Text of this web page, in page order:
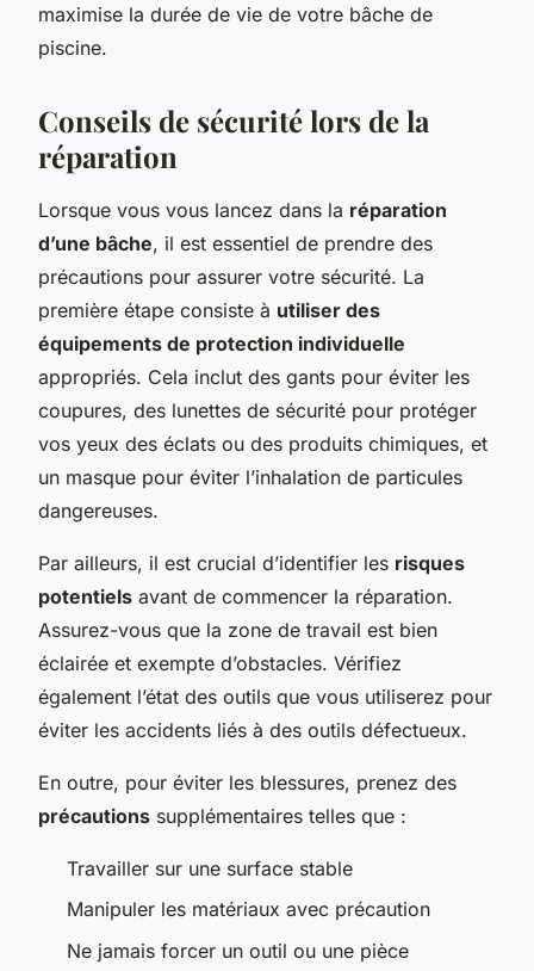
maximise la durée de vie de votre bâche de
piscine.
Conseils de sécurité lors de la
réparation
Lorsque vous vous lancez dans la réparation
d’une bâche, il est essentiel de prendre des
précautions pour assurer votre sécurité. La
première étape consiste à utiliser des
équipements de protection individuelle
appropriés. Cela inclut des gants pour éviter les
coupures, des lunettes de sécurité pour protéger
vos yeux des éclats ou des produits chimiques, et
un masque pour éviter l’inhalation de particules
dangereuses.
Par ailleurs, il est crucial d’identifier les risques
potentiels avant de commencer la réparation.
Assurez-vous que la zone de travail est bien
éclairée et exempte d’obstacles. Vérifiez
également l’état des outils que vous utiliserez pour
éviter les accidents liés à des outils défectueux.
En outre, pour éviter les blessures, prenez des
précautions supplémentaires telles que :
Travailler sur une surface stable
Manipuler les matériaux avec précaution
Ne jamais forcer un outil ou une pièce